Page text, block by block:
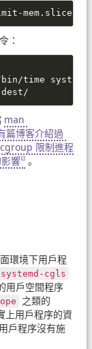
mem.slice --
：
time
man
篇博客介紹過
限制進程
響 。
環境下用戶程
systemd-cgls
用戶空間程序
之類的
上用戶程序的資
戶程序沒有施